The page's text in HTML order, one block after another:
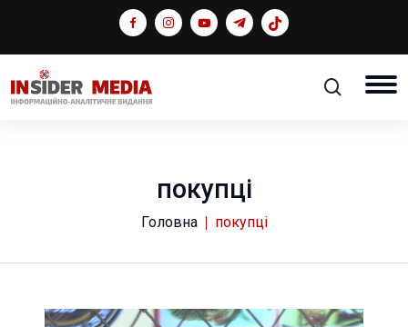
покупці
Головна покупці